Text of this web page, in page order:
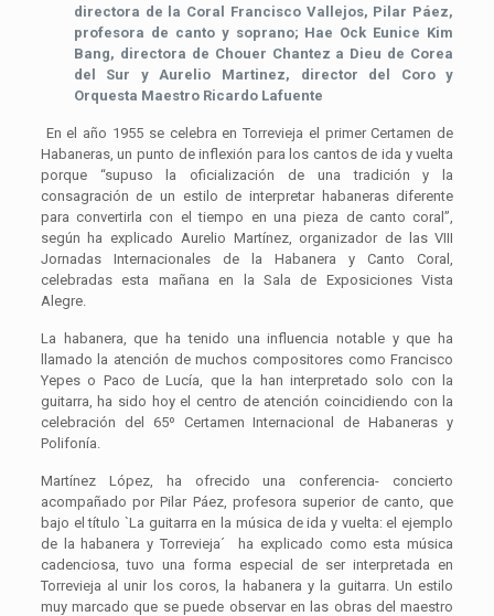
directora de la Coral Francisco Vallejos, Pilar Páez,
profesora de canto y soprano; Hae Ock Eunice Kim
Bang, directora de Chouer Chantez a Dieu de Corea
del Sur y Aurelio Martinez, director del Coro y
Orquesta Maestro Ricardo Lafuente
En el año 1955 se celebra en Torrevieja el primer Certamen de
Habaneras, un punto de inflexión para los cantos de ida y vuelta
porque “supuso la oficialización de una tradición y la
consagración de un estilo de interpretar habaneras diferente
para convertirla con el tiempo en una pieza de canto coral”,
según ha explicado Aurelio Martínez, organizador de las VIII
Jornadas Internacionales de la Habanera y Canto Coral,
celebradas esta mañana en la Sala de Exposiciones Vista
Alegre.
La habanera, que ha tenido una influencia notable y que ha
llamado la atención de muchos compositores como Francisco
Yepes o Paco de Lucía, que la han interpretado solo con la
guitarra, ha sido hoy el centro de atención coincidiendo con la
celebración del 65º Certamen Internacional de Habaneras y
Polifonía.
Martínez López, ha ofrecido una conferencia- concierto
acompañado por Pilar Páez, profesora superior de canto, que
bajo el título `La guitarra en la música de ida y vuelta: el ejemplo
de la habanera y Torrevieja´ ha explicado como esta música
cadenciosa, tuvo una forma especial de ser interpretada en
Torrevieja al unir los coros, la habanera y la guitarra. Un estilo
muy marcado que se puede observar en las obras del maestro